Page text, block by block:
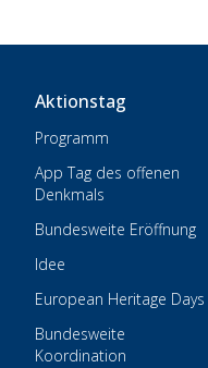
Aktionstag
Programm
App Tag des offenen
Denkmals
Bundesweite Eröffnung
Idee
European Heritage Days
Bundesweite
Koordination